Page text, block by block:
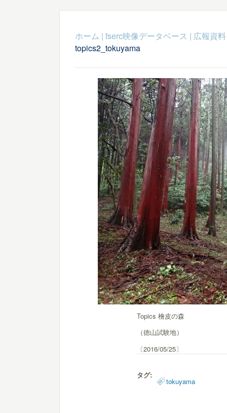
ホーム | fserc映像データベース | 広報資料
topics2_tokuyama
Topics 檜皮の森
（徳山試験地）
〔2016/05/25〕
タグ:
tokuyama